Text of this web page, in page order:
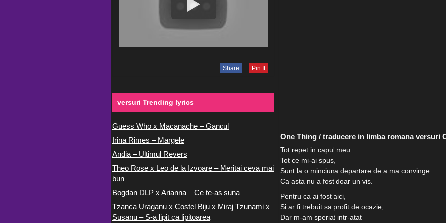
One Thing / traducere in limba romana versuri
Tot repet in capul meu
Tot ce mi-ai spus,
Sunt la o minciuna departare de a ma convinge
Ca asta nu a fost doar un vis.
Pentru ca ai fost aici,
Si ar fi trebuit sa profit de ocazie,
Dar m-am speriat intr-atat
Share Pin It
versuri Trending lyrics
Guess Who x Macanache – Gandul
Irina Rimes – Margele
Andia – Ultimul Revers
Theo Rose x Leo de la Izvoare – Meritai ceva mai
bun
Bogdan DLP x Arianna – Ce te-as suna
Tzanca Uraganu x Costel Biju x Miraj Tzunami x
Susanu – S-a lipit ca lipitoarea